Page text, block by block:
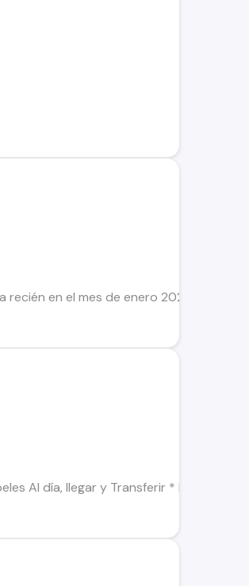
en el mes de enero 2024.
Al día, llegar y Transferir * Nunca